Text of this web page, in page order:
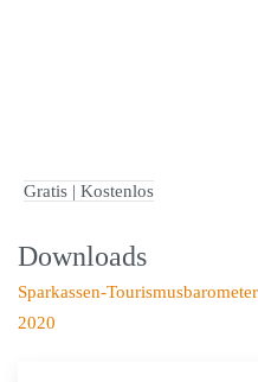
Gratis | Kostenlos
Downloads
Sparkassen-
2020